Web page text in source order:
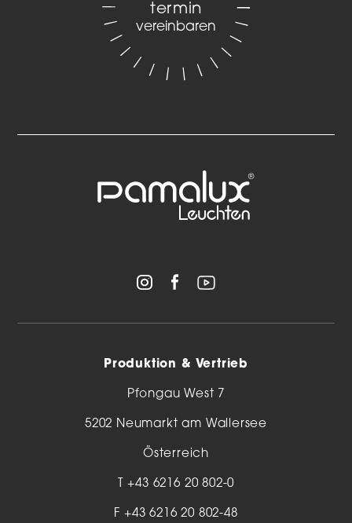
termin
vereinbaren
Produktion & Vertrieb
Pfongau West 7
5202 Neumarkt am Wallersee
Österreich
T+43 6216 20 802-0
F +43 6216 20 802-48